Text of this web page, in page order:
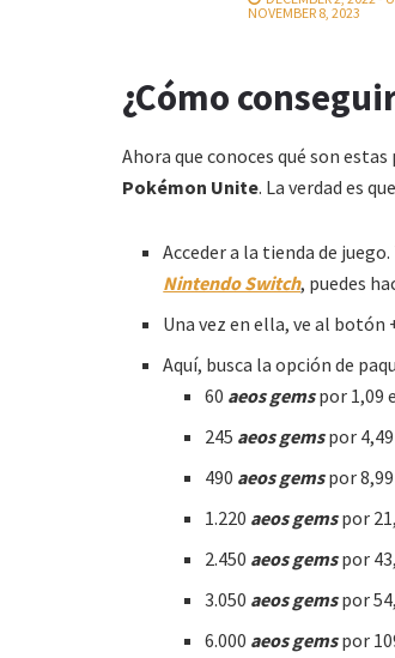
NOVEMBER 8, 2023
¿Cómo
Ahora que conoces qué son
Pokémon Unite. La verdad es
Acceder a la tienda de
Nintendo Switch, puedes
Una vez en ella, ve al botón
Aquí, busca la opción de
60 aeos gemspor 1,09
245 aeos gemspor 4,49
490 aeos gemspor 8,99
1.220 aeos gemspor
2.450 aeos gemspor
3.050 aeos gemspor
6.000 aeos gemspor